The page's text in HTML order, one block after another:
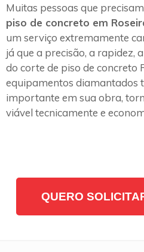
Muitas pessoas que
piso de concreto em
um serviço extremamente
já que a precisão, a rapidez,
do corte de piso de concreto
equipamentos diamantados
importante em sua obra,
viável tecnicamente e
QUERO